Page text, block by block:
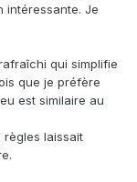
intéressante. Je
qui simplifie
que je préfère
est similaire au
règles laissait